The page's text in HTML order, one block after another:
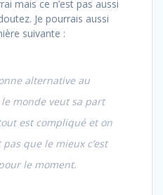
mais ce n’est pas aussi
Je pourrais aussi
suivante :
alternative au
monde veut sa part
est compliqué et on
que le mieux c’est
le moment.